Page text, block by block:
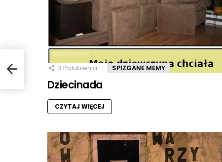
3 Polubienia SPIZGANE MEMY
Dziecinada
CZYTAJ WIĘCEJ